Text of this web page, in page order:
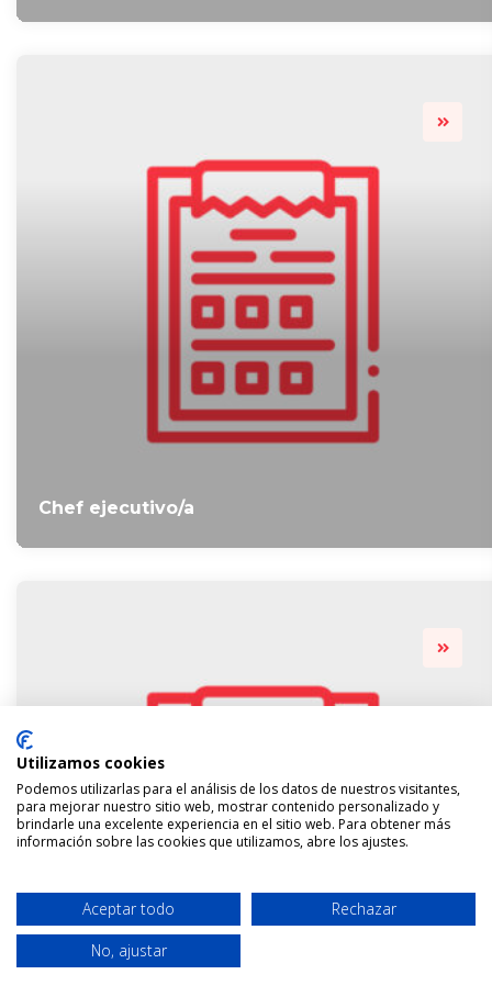
Chef ejecutivo/a
Utilizamos cookies
Podemos utilizarlas para el análisis de los datos de nuestros visitantes,
para mejorar nuestro sitio web, mostrar contenido personalizado y
brindarle una excelente experiencia en el sitio web. Para obtener más
información sobre las cookies que utilizamos, abre los ajustes.
Aceptar todo
Rechazar
No, ajustar